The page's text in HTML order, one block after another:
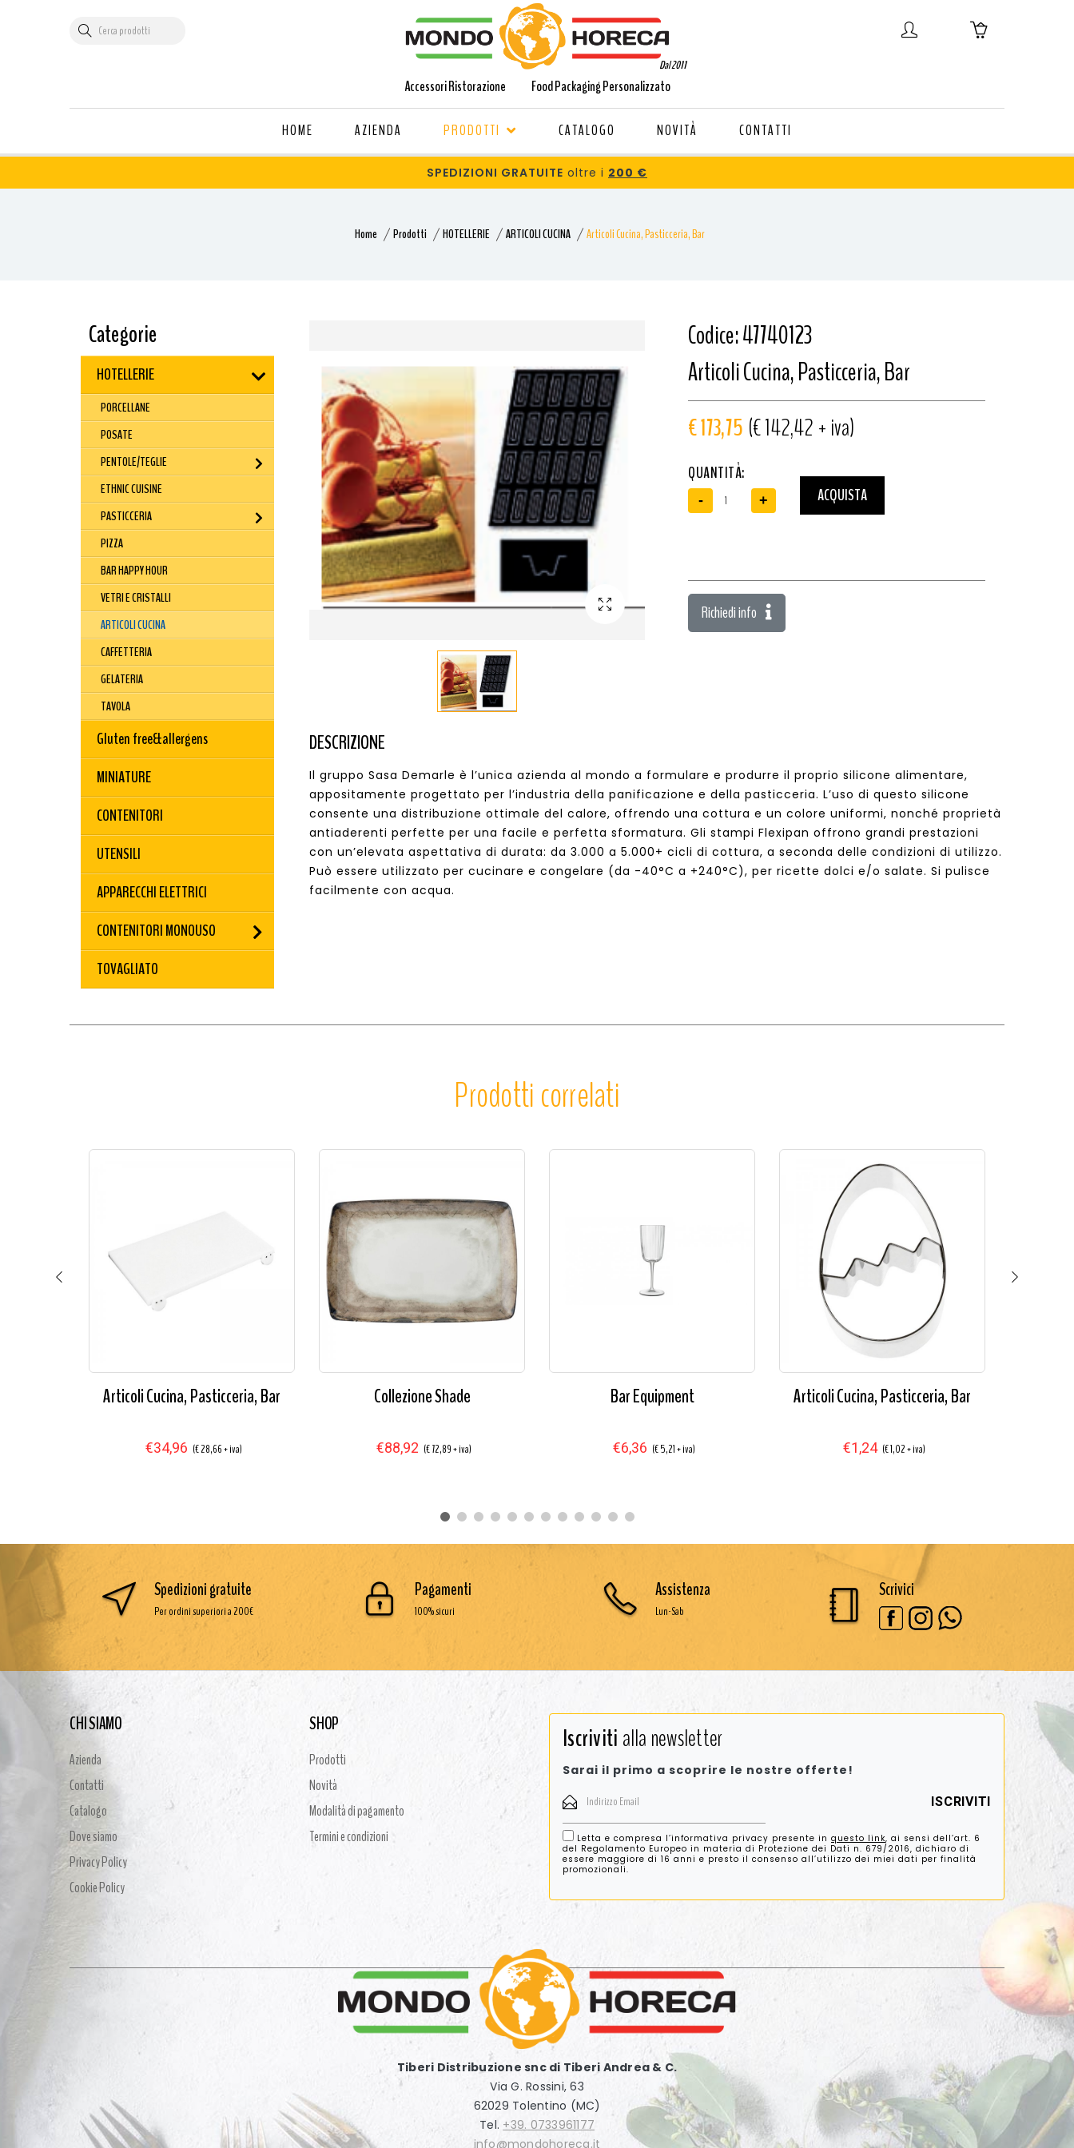
Dal 2011
Accessori Ristorazione Food Packaging Personalizzato
HOME AZIENDA PRODOTTI CATALOGO NOVITÀ CONTATTI
SPEDIZIONI GRATUITE oltre i 200 €
Home Prodotti HOTELLERIE ARTICOLI CUCINA Articoli Cucina, Pasticceria, Bar
Categorie
HOTELLERIE
PORCELLANE
POSATE
PENTOLE/TEGLIE
ETHNIC CUISINE
PASTICCERIA
PIZZA
BAR HAPPY HOUR
VETRI E CRISTALLI
ARTICOLI CUCINA
CAFFETTERIA
GELATERIA
TAVOLA
Gluten free&allergens
MINIATURE
CONTENITORI
UTENSILI
APPARECCHI ELETTRICI
CONTENITORI MONOUSO
TOVAGLIATO
Codice: 47740123
Articoli Cucina, Pasticceria, Bar
€ 173,75 (€ 142,42 + iva)
QUANTITÀ:
- + ACQUISTA
Richiedi info
DESCRIZIONE
Il gruppo Sasa Demarle è l’unica azienda al mondo a formulare e produrre il proprio silicone alimentare,
appositamente progettato per l’industria della panificazione e della pasticceria. L’uso di questo silicone
consente una distribuzione ottimale del calore, offrendo una cottura e un colore uniformi, nonché proprietà
antiaderenti perfette per una facile e perfetta sformatura. Gli stampi Flexipan offrono grandi prestazioni
con un’elevata aspettativa di durata: da 3.000 a 5.000+ cicli di cottura, a seconda delle condizioni di utilizzo.
Può essere utilizzato per cucinare e congelare (da -40°C a +240°C), per ricette dolci e/o salate. Si pulisce
facilmente con acqua.
Prodotti correlati
Articoli Cucina, Pasticceria, Bar
€34,96 (€ 28,66 + iva)
Collezione Shade
€88,92 (€ 72,89 + iva)
Bar Equipment
€6,36 (€ 5,21 + iva)
Articoli Cucina, Pasticceria, Bar
€1,24 (€ 1,02 + iva)
Spedizioni gratuite
Per ordini superiori a 200€
Pagamenti
100% sicuri
Assistenza
Lun-Sab
Scrivici
CHI SIAMO
Azienda
Contatti
Catalogo
Dove siamo
Privacy Policy
Cookie Policy
SHOP
Prodotti
Novità
Modalità di pagamento
Termini e condizioni
Iscrivitialla newsletter
Sarai il primo a scoprire le nostre offerte!
Letta e compresa l’informativa privacy presente in questo link, ai sensi dell’art. 6
del Regolamento Europeo in materia di Protezione dei Dati n. 679/2016, dichiaro di
essere maggiore di 16 anni e presto il consenso all’utilizzo dei miei dati per finalità
promozionali.
Tiberi Distribuzione snc di Tiberi Andrea & C.
Via G. Rossini, 63
62029 Tolentino (MC)
Tel. +39. 0733961177
info@mondohoreca.it